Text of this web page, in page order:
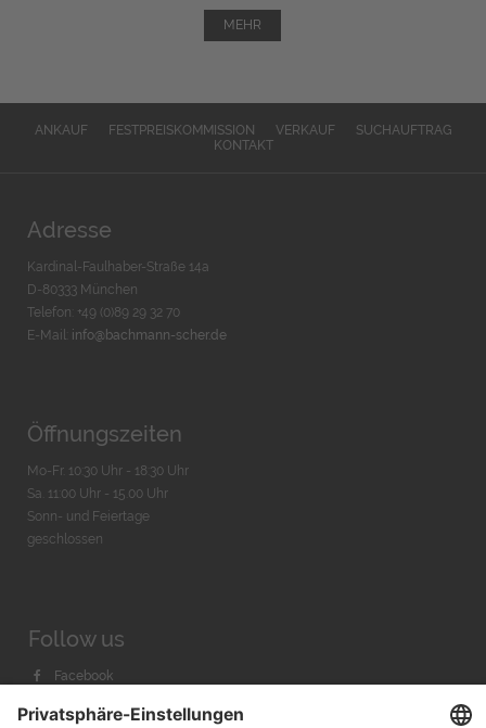
MEHR
ANKAUF FESTPREISKOMMISSION VERKAUF
SUCHAUFTRAG
KONTAKT
Adresse
Kardinal-Faulhaber-Straße 14a
D-80333 München
Telefon: +49 (0)89 29 32 70
E-Mail: info@bachmann-scher.de
Öffnungszeiten
Mo-Fr. 10:30 Uhr - 18:30 Uhr
Sa. 11:00 Uhr - 15.00 Uhr
Sonn- und Feiertage
geschlossen
Follow us
Facebook
Youtube